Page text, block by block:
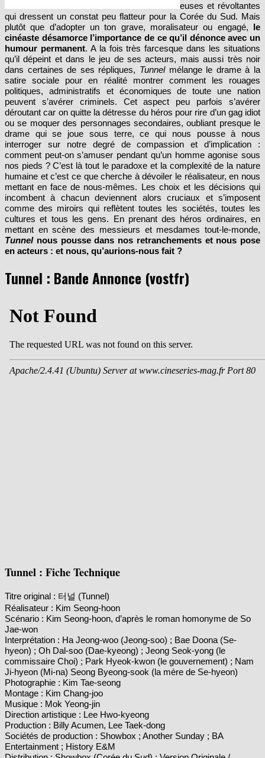
euses et révoltantes
qui dressent un constat peu flatteur pour la Corée du Sud. Mais
plutôt que d’adopter un ton grave, moralisateur ou engagé, le
cinéaste désamorce l’importance de ce qu’il dénonce avec un
humour permanent. A la fois très farcesque dans les situations
qu’il dépeint et dans le jeu de ses acteurs, mais aussi très noir
dans certaines de ses répliques, Tunnelmélange le drame à la
satire sociale pour en réalité montrer comment les rouages
politiques, administratifs et économiques de toute une nation
peuvent s’avérer criminels. Cet aspect peu parfois s’avérer
déroutant car on quitte la détresse du héros pour rire d’un gag idiot
ou se moquer des personnages secondaires, oubliant presque le
drame qui se joue sous terre, ce qui nous pousse à nous
interroger sur notre degré de compassion et d’implication :
comment peut-on s’amuser pendant qu’un homme agonise sous
nos pieds ? C’est là tout le paradoxe et la complexité de la nature
humaine et c’est ce que cherche à dévoiler le réalisateur, en nous
mettant en face de nous-mêmes. Les choix et les décisions qui
incombent à chacun deviennent alors cruciaux et s’imposent
comme des miroirs qui reflètent toutes les sociétés, toutes les
cultures et tous les gens. En prenant des héros ordinaires, en
mettant en scène des messieurs et mesdames tout-le-monde,
Tunnelnous pousse dans nos retranchements et nous pose
en acteurs : et nous, qu’aurions-nous fait ?
Tunnel : Bande Annonce (vostfr)
Tunnel : Fiche Technique
Titre original : 터널 (Tunnel)
Réalisateur : Kim Seong-hoon
Scénario : Kim Seong-hoon, d’après le roman homonyme de So
Jae-won
Interprétation : Ha Jeong-woo (Jeong-soo) ; Bae Doona (Se-
hyeon) ; Oh Dal-soo (Dae-kyeong) ; Jeong Seok-yong (le
commissaire Choi) ; Park Hyeok-kwon (le gouvernement) ; Nam
Ji-hyeon (Mi-na) Seong Byeong-sook (la mère de Se-hyeon)
Photographie : Kim Tae-seong
Montage : Kim Chang-joo
Musique : Mok Yeong-jin
Direction artistique : Lee Hwo-kyeong
Production : Billy Acumen, Lee Taek-dong
Sociétés de production : Showbox ; Another Sunday ; BA
Entertainment ; History E&M